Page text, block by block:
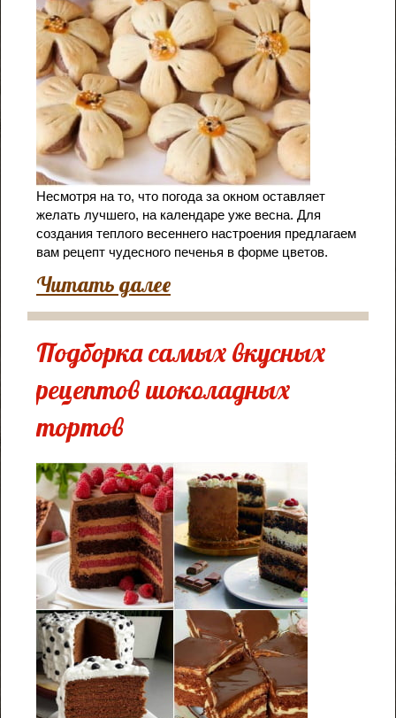
Несмотря на то, что погода за окном оставляет
желать лучшего, на календаре уже весна. Для
создания теплого весеннего настроения предлагаем
вам рецепт чудесного печенья в форме цветов.
Читать далее
Подборка самых вкусных
рецептов шоколадных
тортов